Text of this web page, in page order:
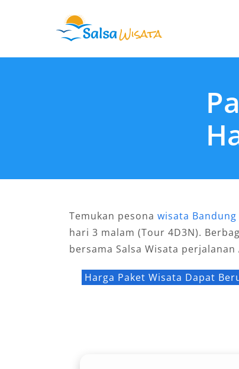
Temukan pesonawisata Bandung
hari 3 malam (Tour 4D3N).
bersama Salsa Wisata
Harga Paket Wisata Dapat